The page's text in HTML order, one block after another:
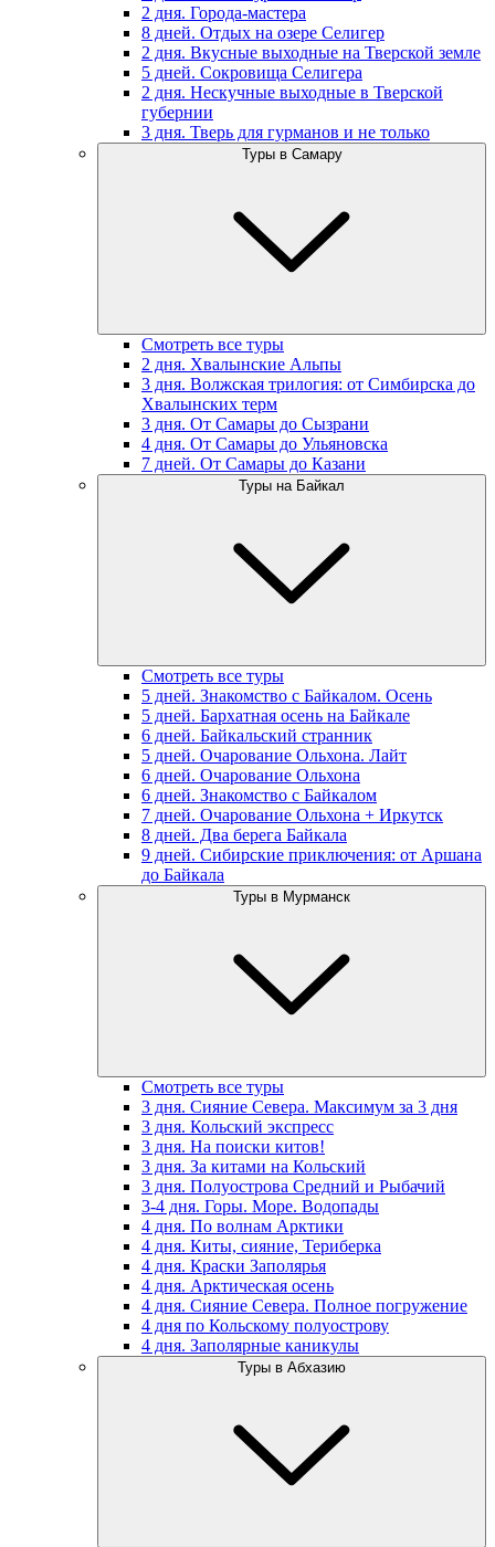
2 дня. Города-мастера
8 дней. Отдых на озере Селигер
2 дня. Вкусные выходные на Тверской земле
5 дней. Сокровища Селигера
2 дня. Нескучные выходные в Тверской
губернии
3 дня. Тверь для гурманов и не только
Туры в Самару
Смотреть все туры
2 дня. Хвалынские Альпы
3 дня. Волжская трилогия: от Симбирска до
Хвалынских терм
3 дня. От Самары до Сызрани
4 дня. От Самары до Ульяновска
7 дней. От Самары до Казани
Туры на Байкал
Смотреть все туры
5 дней. Знакомство с Байкалом. Осень
5 дней. Бархатная осень на Байкале
6 дней. Байкальский странник
5 дней. Очарование Ольхона. Лайт
6 дней. Очарование Ольхона
6 дней. Знакомство с Байкалом
7 дней. Очарование Ольхона + Иркутск
8 дней. Два берега Байкала
9 дней. Сибирские приключения: от Аршана
до Байкала
Туры в Мурманск
Смотреть все туры
3 дня. Сияние Севера. Максимум за 3 дня
3 дня. Кольский экспресс
3 дня. На поиски китов!
3 дня. За китами на Кольский
3 дня. Полуострова Средний и Рыбачий
3-4 дня. Горы. Море. Водопады
4 дня. По волнам Арктики
4 дня. Киты, сияние, Териберка
4 дня. Краски Заполярья
4 дня. Арктическая осень
4 дня. Сияние Севера. Полное погружение
4 дня по Кольскому полуострову
4 дня. Заполярные каникулы
Туры в Абхазию